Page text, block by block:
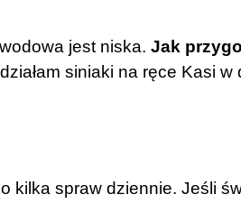
jest niska. Jak
siniaki na ręce Kasi w
kilka spraw dziennie. Jeśli